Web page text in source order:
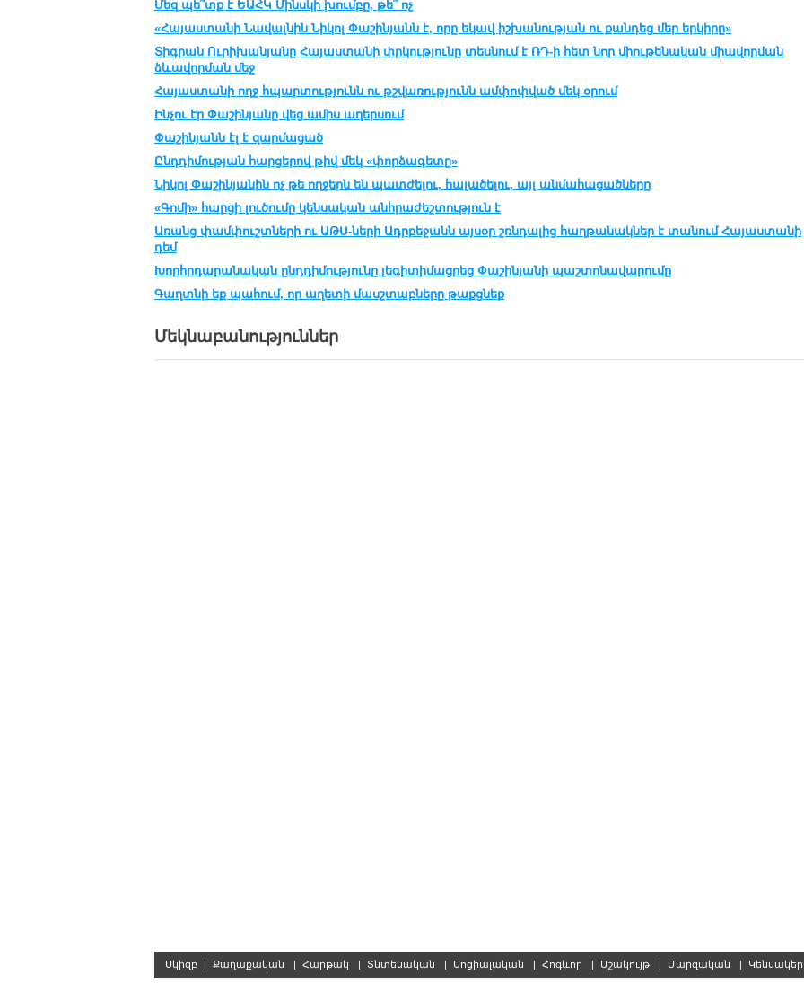
Մեզ պե՞տք է ԵԱՀԿ Մինսկի խումբը, թե՞ ոչ
«Հայաստանի Նավալնին Նիկոլ Փաշինյանն է, որը եկավ իշխանության ու քանդեց մեր երկիրը»
Տիգրան Ուրիխանյանը Հայաստանի փրկությունը տեսնում է ՌԴ-ի հետ նոր միութենական միավորման
ձևավորման մեջ
Հայաստանի ողջ հպարտությունն ու թշվառությունն ամփոփված մեկ օրում
Ինչու էր Փաշինյանը վեց ամիս աղերսում
Փաշինյանն էլ է զարմացած
Ընդդիմության հարցերով թիվ մեկ «փորձագետը»
Նիկոլ Փաշինյանին ոչ թե ողջերն են պատժելու, հալածելու, այլ անմահացածները
«Գոմի» հարցի լուծումը կենսական անհրաժեշտություն է
Առանց փամփուշտների ու ԱԹՍ-ների Ադրբեջանն այսօր շռնդալից հաղթանակներ է տանում Հայաստանի
դեմ
Խորհրդարանական ընդդիմությունը լեգիտիմացրեց Փաշինյանի պաշտոնավարումը
Գաղտնի եք պահում, որ աղետի մասշտաբները թաքցնեք
Մեկնաբանություններ
Սկիզբ | Քաղաքական | Հարթակ | Տնտեսական | Սոցիալական | Հոգևոր | Մշակույթ | Մարզական |